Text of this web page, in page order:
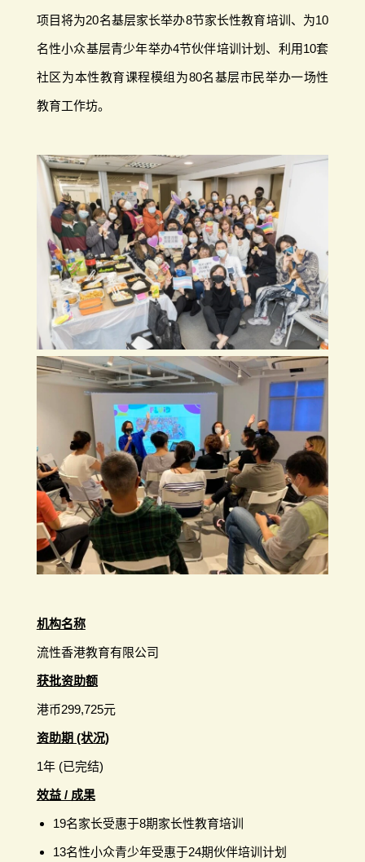
项目将为20名基层家长举办8节家长性教育培训、为10
名性小众基层青少年举办4节伙伴培训计划、利用10套
社区为本性教育课程模组为80名基层市民举办一场性
教育工作坊。
机构名称
流性香港教育有限公司
获批资助额
港币299,725元
资助期 (状况)
1年 (已完结)
效益 / 成果
19名家长受惠于8期家长性教育培训
13名性小众青少年受惠于24期伙伴培训计划